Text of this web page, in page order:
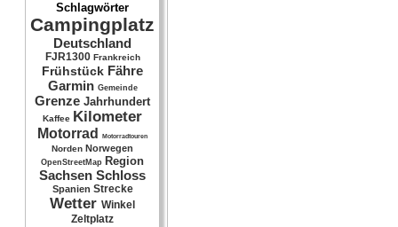
Schlagwörter
Campingplatz
Deutschland
FJR1300 Frankreich
Frühstück Fähre
Garmin Gemeinde
Grenze Jahrhundert
Kaffee Kilometer
Motorrad Motorradtouren
Norden Norwegen
OpenStreetMap Region
Sachsen Schloss
Spanien Strecke
Wetter Winkel
Zeltplatz